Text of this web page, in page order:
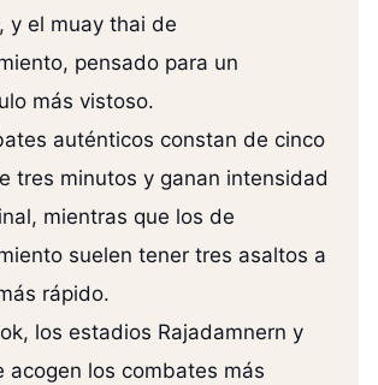
y el muay thai de
pensado para un
más vistoso.
auténticos constan de cinco
tres minutos y ganan intensidad
mientras que los de
suelen tener tres asaltos a
rápido.
los estadios Rajadamnern y
acogen los combates más